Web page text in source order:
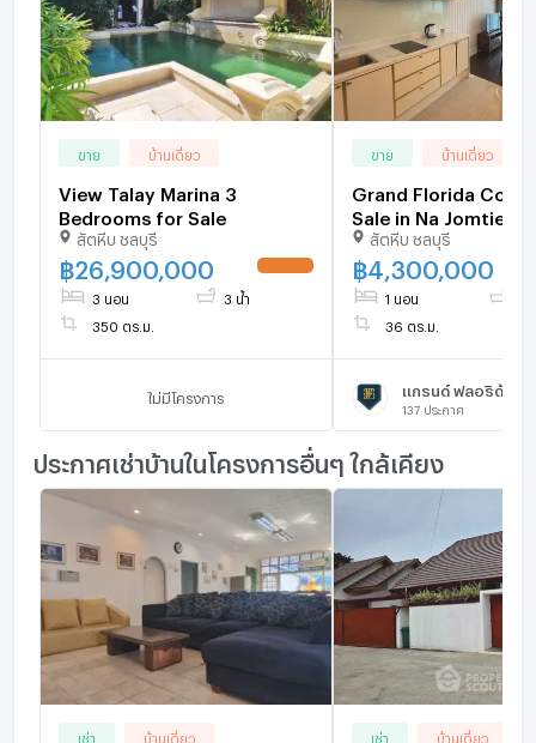
ขาย บ้านเดี่ยว
View Talay Marina 3
Bedrooms for Sale
สัตหีบ ชลบุรี
฿26,900,000
3 นอน 3 น้ำ
350 ตร.ม.
ไม่มีโครงการ
ขาย บ้านเดี่ยว
Grand Florida
Sale in Na Jomtien
สัตหีบ ชลบุรี
฿ 4,300,000
1 นอน
36 ตร.ม.
137 ประกาศ
ประกาศเช่าบ้านในโครงการอื่นๆ ใกล้เคียง
เช่า บ้านเดี่ยว เช่า บ้านเดี่ยว